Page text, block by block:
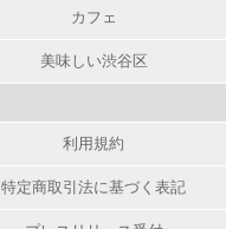
カフェ
美味しい渋谷区
利用規約
特定商取引法に基づく表記